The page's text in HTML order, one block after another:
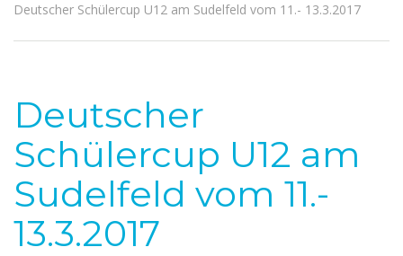
Deutscher Schülercup U12 am Sudelfeld vom 11.- 13.3.2017
Deutscher
Schülercup U12 am
Sudelfeld vom 11.-
13.3.2017